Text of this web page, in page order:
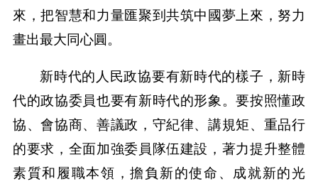
來，把智慧和力量匯聚到共筑中國夢上來，努力
畫出最大同心圓。
新時代的人民政協要有新時代的樣子，新時
代的政協委員也要有新時代的形象。要按照懂政
協、會協商、善議政，守紀律、講規矩、重品行
的要求，全面加強委員隊伍建設，著力提升整體
素質和履職本領，擔負新的使命、成就新的光